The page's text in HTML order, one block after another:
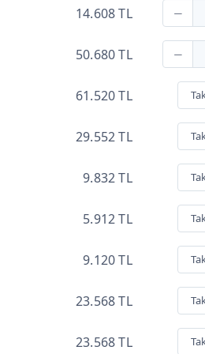
14.608 TL
50.680 TL
61.520 TL
29.552 TL
9.832 TL
5.912 TL
9.120 TL
23.568 TL
23.568 TL